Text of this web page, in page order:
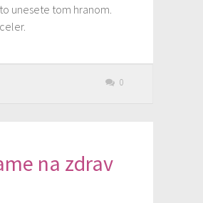
unesete tom hranom.
0
na zdrav